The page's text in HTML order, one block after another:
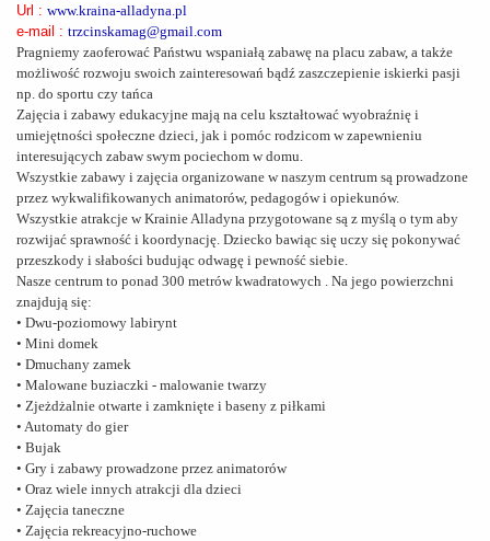
Url : www.kraina-alladyna.pl
e-mail : trzcinskamag@gmail.com
Pragniemy zaoferować Państwu wspaniałą zabawę na placu zabaw, a także
możliwość rozwoju swoich zainteresowań bądź zaszczepienie iskierki pasji
np. do sportu czy tańca
Zajęcia i zabawy edukacyjne mają na celu kształtować wyobraźnię i
umiejętności społeczne dzieci, jak i pomóc rodzicom w zapewnieniu
interesujących zabaw swym pociechom w domu.
Wszystkie zabawy i zajęcia organizowane w naszym centrum są prowadzone
przez wykwalifikowanych animatorów, pedagogów i opiekunów.
Wszystkie atrakcje w Krainie Alladyna przygotowane są z myślą o tym aby
rozwijać sprawność i koordynację. Dziecko bawiąc się uczy się pokonywać
przeszkody i słabości budując odwagę i pewność siebie.
Nasze centrum to ponad 300 metrów kwadratowych . Na jego powierzchni
znajdują się:
• Dwu-poziomowy labirynt
• Mini domek
• Dmuchany zamek
• Malowane buziaczki - malowanie twarzy
• Zjeżdżalnie otwarte i zamknięte i baseny z piłkami
• Automaty do gier
• Bujak
• Gry i zabawy prowadzone przez animatorów
• Oraz wiele innych atrakcji dla dzieci
• Zajęcia taneczne
• Zajęcia rekreacyjno-ruchowe